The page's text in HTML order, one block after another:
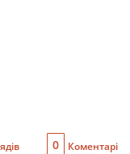
0 Коментарі